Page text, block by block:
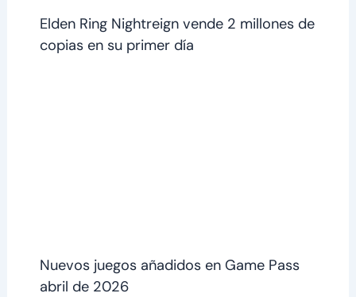
Elden Ring Nightreign vende 2 millones de
copias en su primer día
Nuevos juegos añadidos en Game Pass
abril de 2026